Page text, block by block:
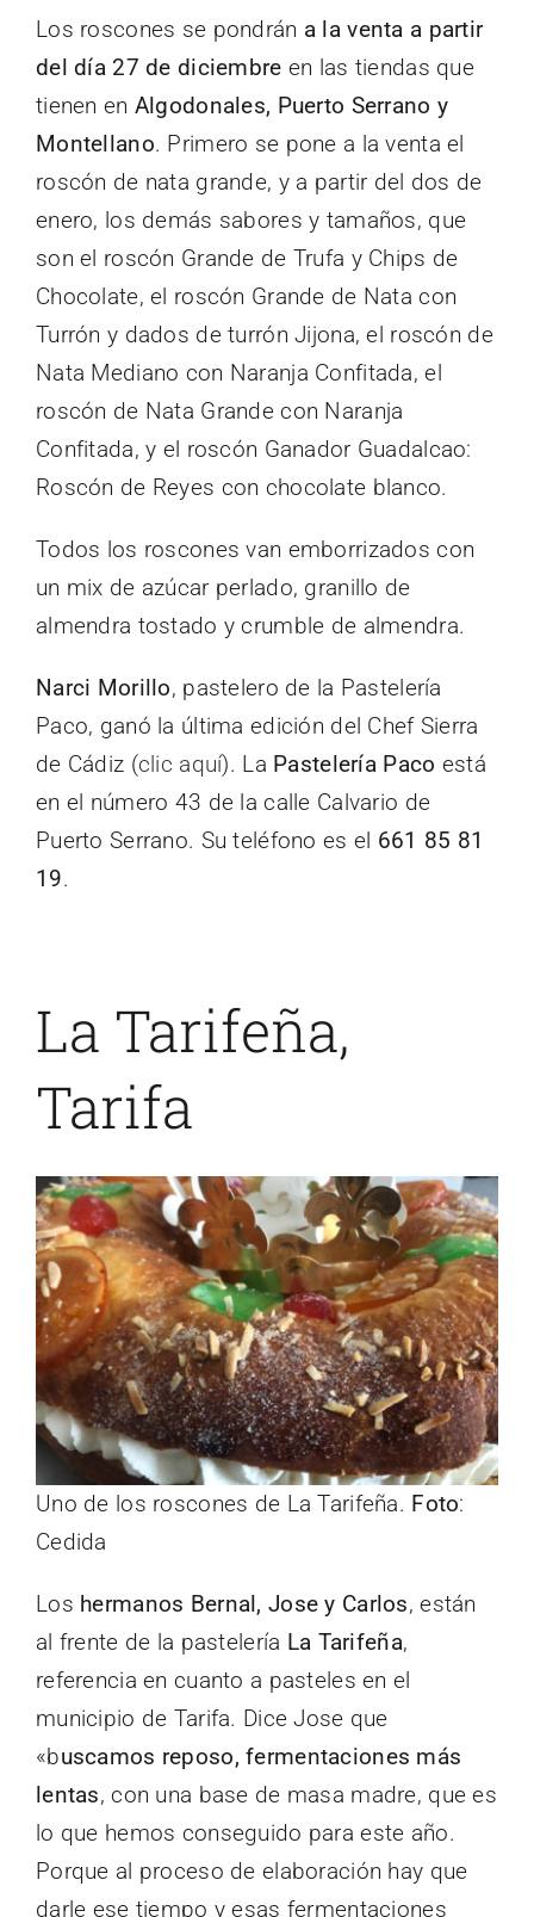
Los roscones se pondrán a la venta a partir
del día 27 de diciembre en las tiendas que
tienen en Algodonales, Puerto Serrano y
Montellano. Primero se pone a la venta el
roscón de nata grande, y a partir del dos de
enero, los demás sabores y tamaños, que
son el roscón Grande de Trufa y Chips de
Chocolate, el roscón Grande de Nata con
Turrón y dados de turrón Jijona, el roscón de
Nata Mediano con Naranja Confitada, el
roscón de Nata Grande con Naranja
Confitada, y el roscón Ganador Guadalcao:
Roscón de Reyes con chocolate blanco.
Todos los roscones van emborrizados con
un mix de azúcar perlado, granillo de
almendra tostado y crumble de almendra.
Narci Morillo, pastelero de la Pastelería
Paco, ganó la última edición del Chef Sierra
de Cádiz (clic aquí). La Pastelería Paco está
en el número 43 de la calle Calvario de
Puerto Serrano. Su teléfono es el 661 85 81
19.
La Tarifeña,
Tarifa
Uno de los roscones de La Tarifeña. Foto:
Cedida
Los hermanos Bernal, Jose y Carlos, están
al frente de la pastelería La Tarifeña,
referencia en cuanto a pasteles en el
municipio de Tarifa. Dice Jose que
«buscamos reposo, fermentaciones más
lentas, con una base de masa madre, que es
lo que hemos conseguido para este año.
Porque al proceso de elaboración hay que
darle ese tiempo y esas fermentaciones